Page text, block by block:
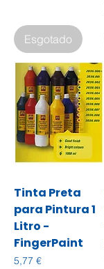
Esgotado
Tinta Preta
para Pintura 1
Litro -
FingerPaint
Preço
5,77 €